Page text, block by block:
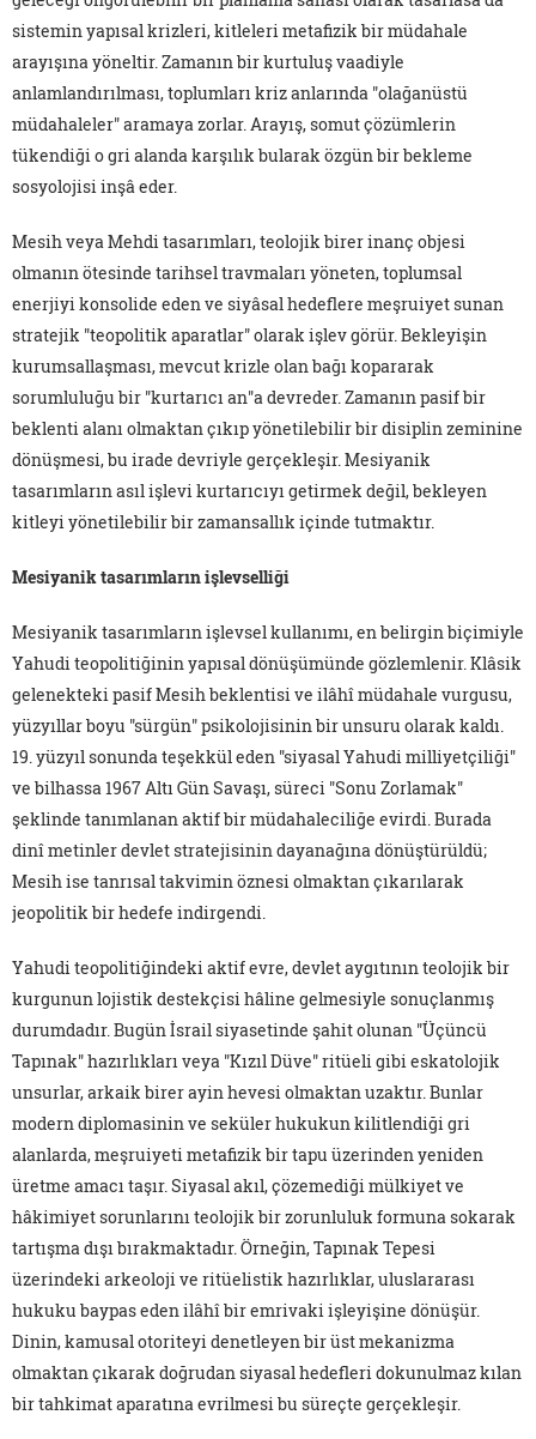
sistemin yapısal krizleri, kitleleri metafizik bir müdahale
arayışına yöneltir. Zamanın bir kurtuluş vaadiyle
anlamlandırılması, toplumları kriz anlarında "olağanüstü
müdahaleler" aramaya zorlar. Arayış, somut çözümlerin
tükendiği o gri alanda karşılık bularak özgün bir bekleme
sosyolojisi inşâ eder.
Mesih veya Mehdi tasarımları, teolojik birer inanç objesi
olmanın ötesinde tarihsel travmaları yöneten, toplumsal
enerjiyi konsolide eden ve siyâsal hedeflere meşruiyet sunan
stratejik "teopolitik aparatlar" olarak işlev görür. Bekleyişin
kurumsallaşması, mevcut krizle olan bağı kopararak
sorumluluğu bir "kurtarıcı an"a devreder. Zamanın pasif bir
beklenti alanı olmaktan çıkıp yönetilebilir bir disiplin zeminine
dönüşmesi, bu irade devriyle gerçekleşir. Mesiyanik
tasarımların asıl işlevi kurtarıcıyı getirmek değil, bekleyen
kitleyi yönetilebilir bir zamansallık içinde tutmaktır.
Mesiyanik tasarımların işlevselliği
Mesiyanik tasarımların işlevsel kullanımı, en belirgin biçimiyle
Yahudi teopolitiğinin yapısal dönüşümünde gözlemlenir. Klâsik
gelenekteki pasif Mesih beklentisi ve ilâhî müdahale vurgusu,
yüzyıllar boyu "sürgün" psikolojisinin bir unsuru olarak kaldı.
19. yüzyıl sonunda teşekkül eden "siyasal Yahudi milliyetçiliği"
ve bilhassa 1967 Altı Gün Savaşı, süreci "Sonu Zorlamak"
şeklinde tanımlanan aktif bir müdahaleciliğe evirdi. Burada
dinî metinler devlet stratejisinin dayanağına dönüştürüldü;
Mesih ise tanrısal takvimin öznesi olmaktan çıkarılarak
jeopolitik bir hedefe indirgendi.
Yahudi teopolitiğindeki aktif evre, devlet aygıtının teolojik bir
kurgunun lojistik destekçisi hâline gelmesiyle sonuçlanmış
durumdadır. Bugün İsrail siyasetinde şahit olunan "Üçüncü
Tapınak" hazırlıkları veya "Kızıl Düve" ritüeli gibi eskatolojik
unsurlar, arkaik birer ayin hevesi olmaktan uzaktır. Bunlar
modern diplomasinin ve seküler hukukun kilitlendiği gri
alanlarda, meşruiyeti metafizik bir tapu üzerinden yeniden
üretme amacı taşır. Siyasal akıl, çözemediği mülkiyet ve
hâkimiyet sorunlarını teolojik bir zorunluluk formuna sokarak
tartışma dışı bırakmaktadır. Örneğin, Tapınak Tepesi
üzerindeki arkeoloji ve ritüelistik hazırlıklar, uluslararası
hukuku baypas eden ilâhî bir emrivaki işleyişine dönüşür.
Dinin, kamusal otoriteyi denetleyen bir üst mekanizma
olmaktan çıkarak doğrudan siyasal hedefleri dokunulmaz kılan
bir tahkimat aparatına evrilmesi bu süreçte gerçekleşir.